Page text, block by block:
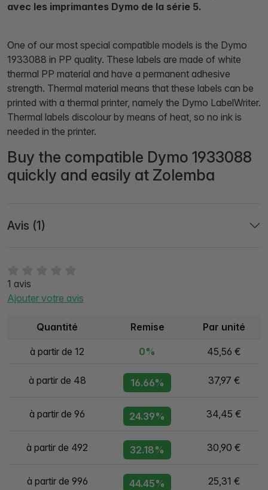
1 avis
Ajouter votre avis
Quantité Remise Par unité
à partir de 12 0% 45,56 €
à partir de 48 16.66% 37,97 €
à partir de 96 24.39% 34,45 €
à partir de 492 32.18% 30,90 €
à partir de 996 44.45% 25,31 €
avec les imprimantes Dymo de la série 5.
One of our most special compatible models is the Dymo
1933088 in PP quality. These labels are made of white
thermal PP material and have a permanent adhesive
strength. Thermal material means that these labels can be
printed with a thermal printer, namely the Dymo LabelWriter.
Thermal labels discolour by means of heat, so no ink is
needed in the printer.
Buy the compatible Dymo 1933088
quickly and easily at Zolemba
Avis (1)